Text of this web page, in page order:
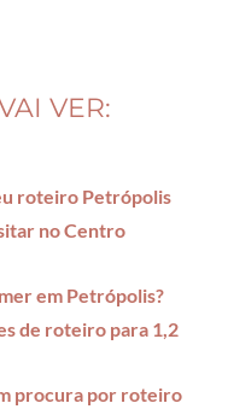
VER:
roteiro Petrópolis
no Centro
em Petrópolis?
de roteiro para 1,2
procura por roteiro